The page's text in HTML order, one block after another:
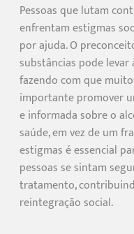
Pessoas que lutam
enfrentam estigmas
por ajuda. O
substâncias pode
fazendo com que
importante promover
e informada sobre o
saúde, em vez de um
estigmas é essencial
pessoas se sintam
tratamento,
reintegração social.